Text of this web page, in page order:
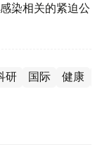
染相关的紧迫公
研 国际 健康